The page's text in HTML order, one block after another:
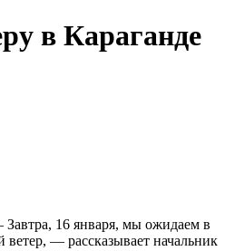
в Караганде
16 января, мы ожидаем в
ветер, — рассказывает начальник